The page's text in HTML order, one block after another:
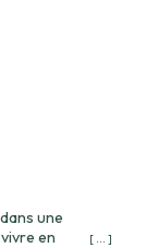
une
en
[ ... ]